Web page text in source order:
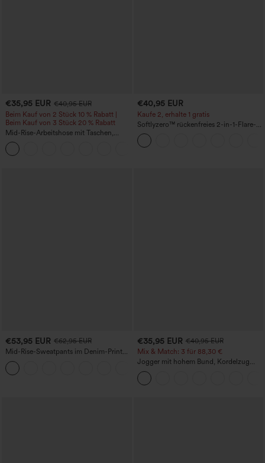
€35,95 EUR €40,95 EUR
Beim Kauf von 2 Stück 10 % Rabatt |
Beim Kauf von 3 Stück 20 % Rabatt
Mid-Rise-Arbeitshose mit Taschen,
Barrel-Leg und weiter Passform
€40,95 EUR
Kaufe 2, erhalte 1 gratis
Softlyzero™ rückenfreies 2-in-1-Flare-
Trainingskleid – Wannabe – Easy Peezy
€53,95 EUR €62,95 EUR
Mid-Rise-Sweatpants im Denim-Print
aus French Terry, lässig, mit Taschen
€35,95 EUR €40,95 EUR
Mix & Match: 3 für 88,30 €
Jogger mit hohem Bund, Kordelzug
und Raffung, schmal zulaufend,
schnelltrocknend mit kühlendem Griff,
mit Taschen - UPF40+